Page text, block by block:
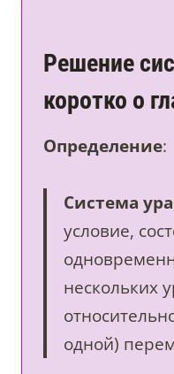
Решение
коротко о
Определение:
Система
условие,
нескольких
одной)